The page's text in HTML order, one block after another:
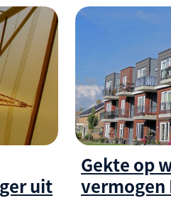
uit
Gekte op
vermogen